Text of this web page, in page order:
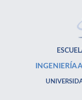
INGENIERÍA